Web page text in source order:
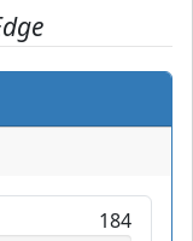
184